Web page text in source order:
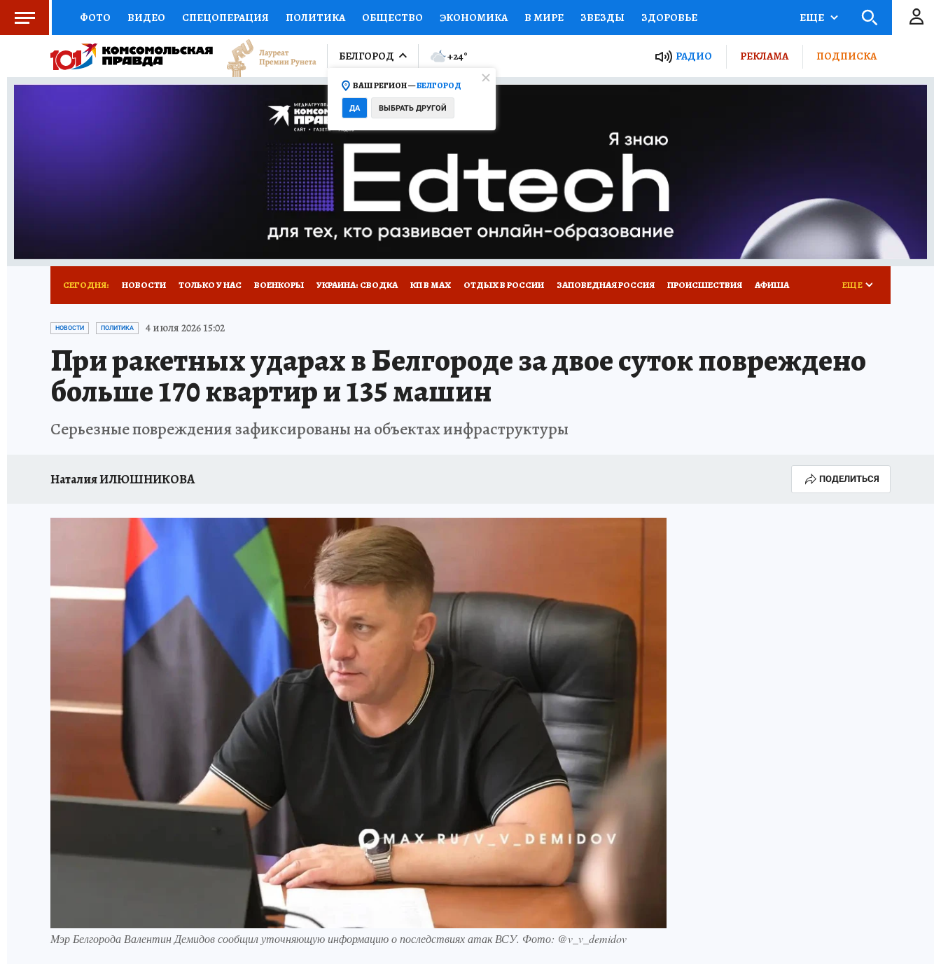
ФОТО ВИДЕО СПЕЦОПЕРАЦИЯ ПОЛИТИКА ОБЩЕСТВО ЭКОНОМИКА В МИРЕ ЗВЕЗДЫ ЗДОРОВЬЕ
СОЦПОДДЕРЖКА НАУКА СПОРТ КОЛУМНИСТЫ ПРОИСШЕСТВИЯ НАЦИОНАЛЬНЫЕ ПРОЕКТЫ РОССИИ
ВЫБОР ЭКСПЕРТОВ ДОКТОР ФИНАНСЫ ОТКРЫВАЕМ МИР Я ЗНАЮ СЕМЬЯ ЖЕНСКИЕ СЕКРЕТЫ ПУТЕВОДИТЕЛЬ
ПРОГНОЗЫ НА СПОРТ ПРОМОКОДЫ СЕРИАЛЫ
ТЕЛЕВИЗОР КОЛЛЕКЦИИ КОНКУРСЫ ГИД ПОТРЕБИТЕЛЯ
НОВОЕ НА САЙТЕ
ЕЩЕ
БЕЛГОРОД
ВАШ РЕГИОН —БЕЛГОРОД
ДА ВЫБРАТЬ ДРУГОЙ
+24° РАДИО РЕКЛАМА ПОДПИСКА
СЕГОДНЯ: НОВОСТИ ТОЛЬКО У НАС ВОЕНКОРЫ УКРАИНА: СВОДКА КП В МАХ ОТДЫХ В РОССИИ ЗАПОВЕДНАЯ РОССИЯ ПРОИСШЕСТВИЯ АФИША
ИСПЫТАНО НА СЕБЕ
ЕЩЕ
НОВОСТИ ПОЛИТИКА 4 июля 2026 15:02
При ракетных ударах в Белгороде за двое суток повреждено
больше 170 квартир и 135 машин
Серьезные повреждения зафиксированы на объектах инфраструктуры
Наталия ИЛЮШНИКОВА ПОДЕЛИТЬСЯ
Мэр Белгорода Валентин Демидов сообщил уточняющую информацию о последствиях атак ВСУ. Фото: @v_v_demidov